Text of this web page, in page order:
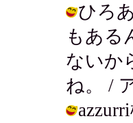
ひろ
もある
ないか
ね。 /